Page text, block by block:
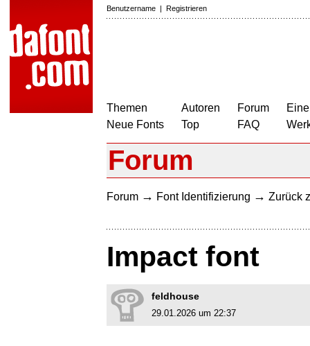
Benutzername | Registrieren
Themen
Neue Fonts
Autoren
Top
Forum
FAQ
Forum
Forum → Font Identifizierung → Zurück
Impact font
feldhouse
29.01.2026 um 22:37